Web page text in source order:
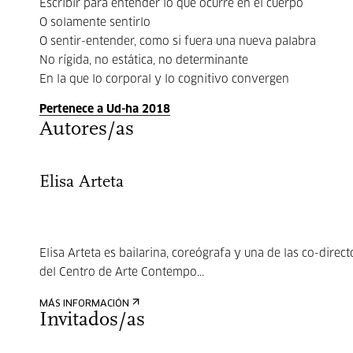
Escribir para entender lo que ocurre en el cuerpo
O solamente sentirlo
O sentir-entender, como si fuera una nueva palabra
No rígida, no estática, no determinante
En la que lo corporal y lo cognitivo convergen
Pertenece a Ud-ha 2018
Autores/as
Elisa Arteta
Elisa Arteta es bailarina, coreógrafa y una de las co-
del Centro de Arte Contempo...
MÁS INFORMACIÓN
Invitados/as